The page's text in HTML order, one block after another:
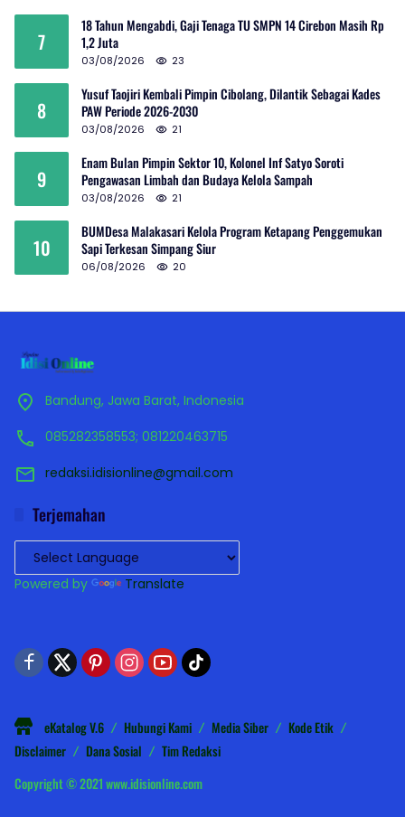
7
18 Tahun Mengabdi, Gaji Tenaga TU SMPN 14 Cirebon Masih Rp
1,2 Juta
03/08/2026 23
8
Yusuf Taojiri Kembali Pimpin Cibolang, Dilantik Sebagai Kades
PAW Periode 2026-2030
03/08/2026 21
9
Enam Bulan Pimpin Sektor 10, Kolonel Inf Satyo Soroti
Pengawasan Limbah dan Budaya Kelola Sampah
03/08/2026 21
10
BUMDesa Malakasari Kelola Program Ketapang Penggemukan
Sapi Terkesan Simpang Siur
06/08/2026 20
Bandung, Jawa Barat, Indonesia
085282358553; 081220463715
redaksi.idisionline@gmail.com
Terjemahan
Powered by Translate
eKatalog V.6 Hubungi Kami Media Siber
Kode Etik
Disclaimer
Dana Sosial
Tim Redaksi
Copyright © 2021 www.idisionline.com